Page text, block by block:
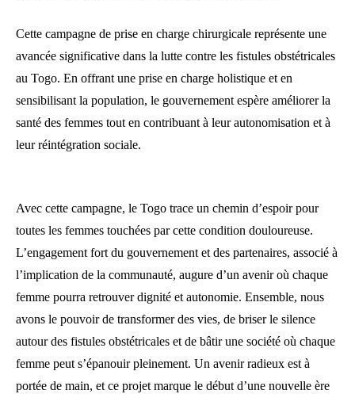
Cette campagne de prise en charge chirurgicale représente une
avancée significative dans la lutte contre les fistules obstétricales
au Togo. En offrant une prise en charge holistique et en
sensibilisant la population, le gouvernement espère améliorer la
santé des femmes tout en contribuant à leur autonomisation et à
leur réintégration sociale.
Avec cette campagne, le Togo trace un chemin d’espoir pour
toutes les femmes touchées par cette condition douloureuse.
L’engagement fort du gouvernement et des partenaires, associé à
l’implication de la communauté, augure d’un avenir où chaque
femme pourra retrouver dignité et autonomie. Ensemble, nous
avons le pouvoir de transformer des vies, de briser le silence
autour des fistules obstétricales et de bâtir une société où chaque
femme peut s’épanouir pleinement. Un avenir radieux est à
portée de main, et ce projet marque le début d’une nouvelle ère